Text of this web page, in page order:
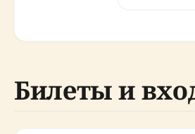
Билеты и